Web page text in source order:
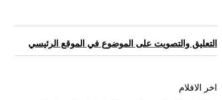
التعليق والتصويت على الموضوع في الموقع الرئيسي
اخر الافلام